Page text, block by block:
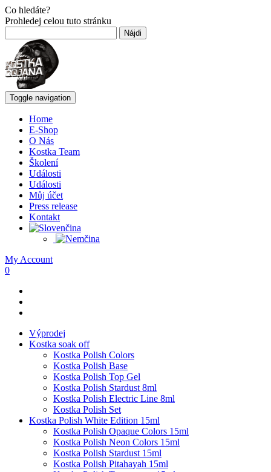
Co hledáte?
Prohledej celou tuto stránku
Toggle navigation
Home
E-Shop
O Nás
Kostka Team
Školení
Události
Události
Můj účet
Press release
Kontakt
My Account
0
Výprodej
Kostka soak off
Kostka Polish Colors
Kostka Polish Base
Kostka Polish Top Gel
Kostka Polish Stardust 8ml
Kostka Polish Electric Line 8ml
Kostka Polish Set
Kostka Polish White Edition 15ml
Kostka Polish Opaque Colors 15ml
Kostka Polish Neon Colors 15ml
Kostka Polish Stardust 15ml
Kostka Polish Pitahayah 15ml